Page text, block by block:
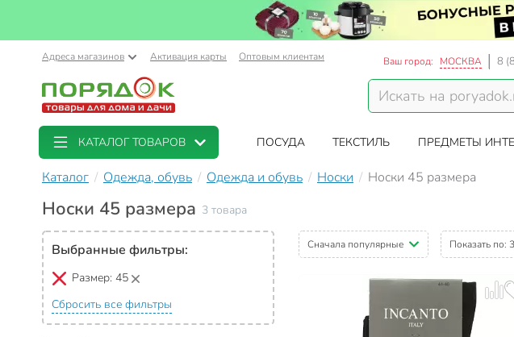
Адреса магазинов Активация карты Оптовым клиентам Ваш город: МОСКВА 8
КАТАЛОГ ТОВАРОВ ПОСУДА ТЕКСТИЛЬ ПРЕДМЕТЫ
Каталог Одежда, обувь Одежда и обувь Носки Носки 45 размера
Носки 45 размера 3 товара
Выбранные фильтры:
Размер: 45
Сбросить все фильтры
Сначала популярные Показать по: